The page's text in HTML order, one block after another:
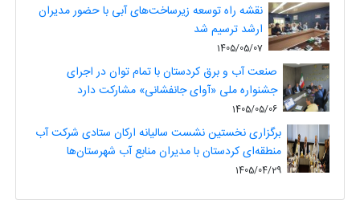
نقشه راه توسعه زیرساخت‌های آبی با حضور مدیران
ارشد ترسیم شد
1405/05/07
صنعت آب و برق کردستان با تمام توان در اجرای
جشنواره ملی «آوای جانفشانی» مشارکت دارد
1405/05/06
برگزاری نخستین نشست سالیانه ارکان ستادی شرکت آب
منطقه‌ای کردستان با مدیران منابع آب شهرستان‌ها
1405/04/29